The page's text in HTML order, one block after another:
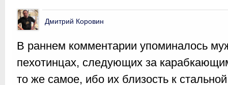
Дмитрий Коровин
В раннем комментарии упоминалось
пехотинцах, следующих за
то же самое, ибо их близость к